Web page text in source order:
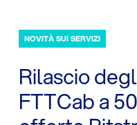
NOVITÀ SUI SERVIZI
Rilascio
FTTCab a